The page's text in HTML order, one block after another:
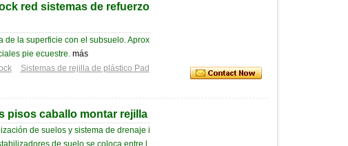
red sistemas de refuerzo
la superficie con el subsuelo. Aprox
pie ecuestre. más
Sistemas de rejilla de plástico Pad
pisos caballo montar rejilla
de suelos y sistema de drenaje i
de suelo se coloca entre l